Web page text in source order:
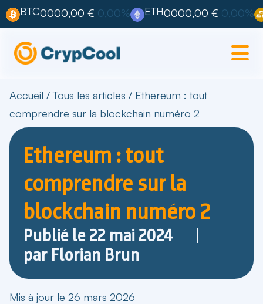
BTC0000,00 € 0,00% ETH0000,00 € 0,00%
Accueil /Tous les articles / Ethereum : tout
comprendre sur la blockchain numéro 2
Ethereum : tout
comprendre sur la
blockchain numéro 2
Publié le22 mai 2024
par Florian Brun
Mis à jour le 26 mars 2026